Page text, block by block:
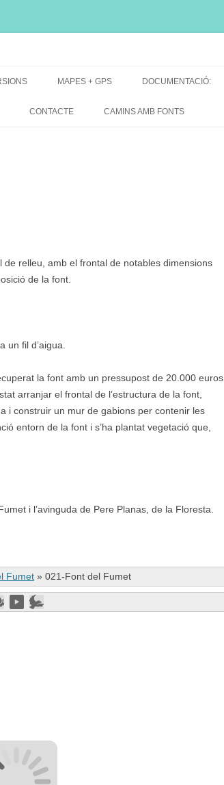
MAPES + GPS
MAPES EXCURSIONS
DOCUMENTACIÓ:
CONTACTE CAMINS AMB FONTS
relleu, amb el frontal de notables dimensions
de la font.
un fil d’aigua.
la font amb un pressupost de 20.000 euros.
arranjar el frontal de l’estructura de la font,
i construir un mur de gabions per contenir les
entorn de la font i s’ha plantat vegetació que,
i l’avinguda de Pere Planas, de la Floresta.
Fumet » 021-Font del Fumet